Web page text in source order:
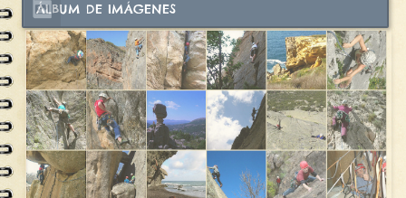
ÁLBUM DE IMÁGENES